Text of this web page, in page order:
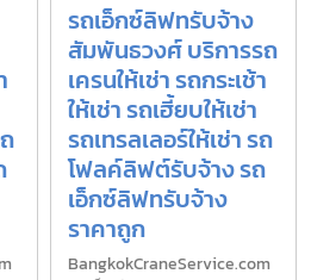
รถเอ็กซ์ลิฟทรับจ้าง
สัมพันธวงศ์ บริการรถ
เครนให้เช่า รถกระเช้า
ให้เช่า รถเฮี้ยบให้เช่า
รถเทรลเลอร์ให้เช่า รถ
โฟลค์ลิฟต์รับจ้าง รถ
เอ็กซ์ลิฟทรับจ้าง
ราคาถูก
BangkokCraneService.com